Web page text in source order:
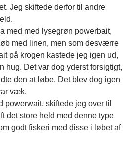
Jeg skiftede derfor til andre
med med lysegrøn powerbait,
med linen, men som desværre
på krogen kastede jeg igen ud,
hug. Det var dog yderst forsigtigt,
den at løbe. Det blev dog igen
væk.
powerwait, skiftede jeg over til
det store held med denne type
godt fiskeri med disse i løbet af